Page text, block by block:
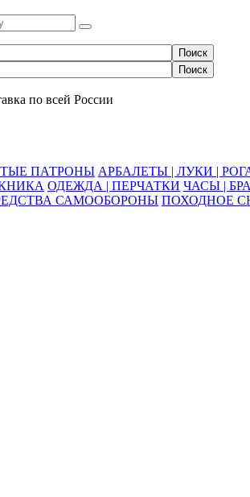
по всей России
ПАТРОНЫ АРБАЛЕТЫ | ЛУКИ |
ОДЕЖДА | ПЕРЧАТКИ ЧАСЫ |
САМООБОРОНЫ ПОХОДНОЕ